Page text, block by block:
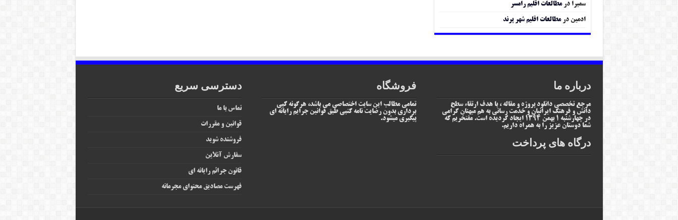
سمیرا درمطالعات اقلیم رامسر
ادمین درمطالعات اقلیم شهر پرند
درباره ما
مرجع تخصصی دانلود پروژه و مقاله ، با هدف ارتقاء سطح
دانش و فرهنگ ایرانیان و خدمت رسانی به هم میهنان گرامی
در چهارشنبه 1 بهمن 1394 ایجاد گردیده است. مفتخریم که
شما دوستان عزیز را به همراه داریم.
درگاه های پرداخت
فروشگاه
تمامی مطالب این سایت اختصاصی می باشد، هرگونه کپی
برداری بدون رضایت نامه کتبی طبق قوانین جرایم رایانه ای
پیگیری میشود.
دسترسی سریع
تماس با ما
قوانین و مقررات
فروشنده شوید
سفارش آنلاین
قانون جرائم رایانه‌ ای
فهرست مصادیق محتوای مجرمانه